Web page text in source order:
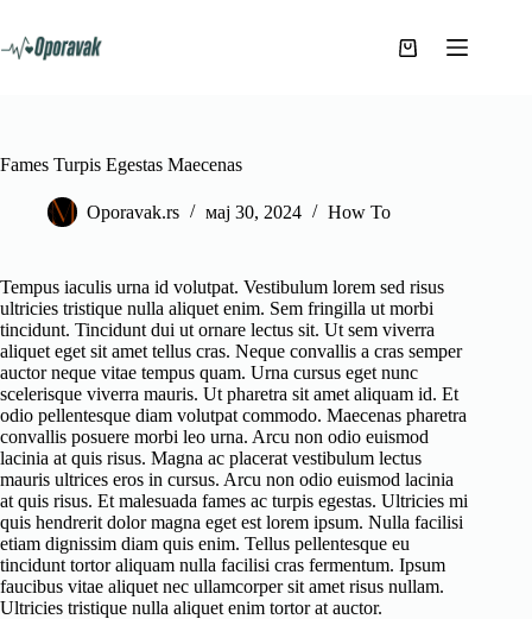
content
Shopping
Fames Turpis Egestas Maecenas
Oporavak.rs мај 30, 2024 How To
Tempus iaculis urna id volutpat. Vestibulum lorem sed risus
ultricies tristique nulla aliquet enim. Sem fringilla ut morbi
tincidunt. Tincidunt dui ut ornare lectus sit. Ut sem viverra
aliquet eget sit amet tellus cras. Neque convallis a cras semper
auctor neque vitae tempus quam. Urna cursus eget nunc
scelerisque viverra mauris. Ut pharetra sit amet aliquam id. Et
odio pellentesque diam volutpat commodo. Maecenas pharetra
convallis posuere morbi leo urna. Arcu non odio euismod
lacinia at quis risus. Magna ac placerat vestibulum lectus
mauris ultrices eros in cursus. Arcu non odio euismod lacinia
at quis risus. Et malesuada fames ac turpis egestas. Ultricies mi
quis hendrerit dolor magna eget est lorem ipsum. Nulla facilisi
etiam dignissim diam quis enim. Tellus pellentesque eu
tincidunt tortor aliquam nulla facilisi cras fermentum. Ipsum
faucibus vitae aliquet nec ullamcorper sit amet risus nullam.
Ultricies tristique nulla aliquet enim tortor at auctor.